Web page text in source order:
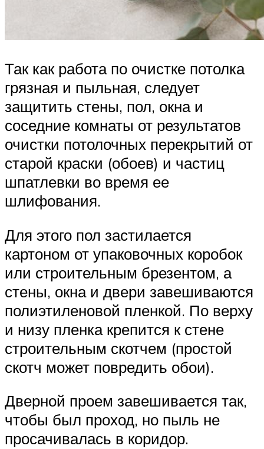
Так как работа по очистке потолка
грязная и пыльная, следует
защитить стены, пол, окна и
соседние комнаты от результатов
очистки потолочных перекрытий от
старой краски (обоев) и частиц
шпатлевки во время ее
шлифования.
Для этого пол застилается
картоном от упаковочных коробок
или строительным брезентом, а
стены, окна и двери завешиваются
полиэтиленовой пленкой. По верху
и низу пленка крепится к стене
строительным скотчем (простой
скотч может повредить обои).
Дверной проем завешивается так,
чтобы был проход, но пыль не
просачивалась в коридор.